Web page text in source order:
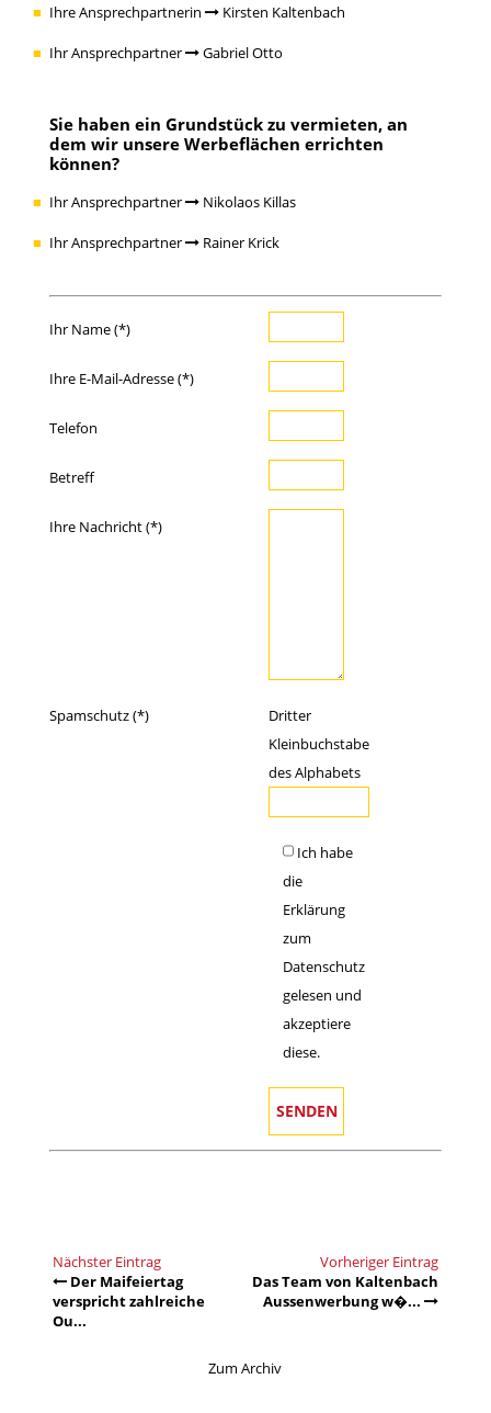
Ihre Ansprechpartnerin Kirsten Kaltenbach
Ihr Ansprechpartner Gabriel Otto
Sie haben ein Grundstück zu vermieten, an
dem wir unsere Werbeflächen errichten
können?
Ihr Ansprechpartner Nikolaos Killas
Ihr Ansprechpartner Rainer Krick
Ihr Name (*)
Ihre E-Mail-Adresse (*)
Telefon
Betreff
Ihre Nachricht (*)
Spamschutz (*)
Dritter
Kleinbuchstabe
des Alphabets
Ich habe
die
Erklärung
zum
Datenschutz
gelesen und
akzeptiere
diese.
Nächster Eintrag
Der Maifeiertag
verspricht zahlreiche
Ou...
Vorheriger Eintrag
Das Team von Kaltenbach
Aussenwerbung w�...
Zum Archiv